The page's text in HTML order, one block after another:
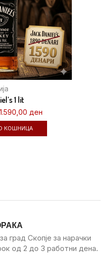
1 lit
1.590,00 ден
КОШНИЦА
град Скопје за нарачки
од 2 до 3 работни дена.